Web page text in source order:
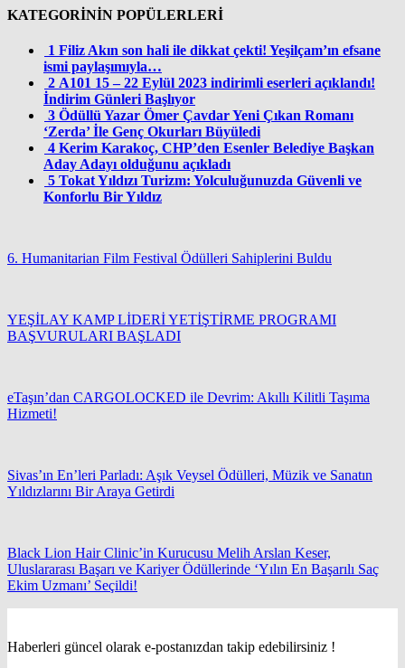
KATEGORİNİN POPÜLERLERİ
1 Filiz Akın son hali ile dikkat çekti! Yeşilçam’ın efsane
ismi paylaşımıyla…
2 A101 15 – 22 Eylül 2023 indirimli eserleri açıklandı!
İndirim Günleri Başlıyor
3 Ödüllü Yazar Ömer Çavdar Yeni Çıkan Romanı
‘Zerda’ İle Genç Okurları Büyüledi
4 Kerim Karakoç, CHP’den Esenler Belediye Başkan
Aday Adayı olduğunu açıkladı
5 Tokat Yıldızı Turizm: Yolculuğunuzda Güvenli ve
Konforlu Bir Yıldız
6. Humanitarian Film Festival Ödülleri Sahiplerini Buldu
YEŞİLAY KAMP LİDERİ YETİŞTİRME PROGRAMI
BAŞVURULARI BAŞLADI
eTaşın’dan CARGOLOCKED ile Devrim: Akıllı Kilitli Taşıma
Hizmeti!
Sivas’ın En’leri Parladı: Aşık Veysel Ödülleri, Müzik ve Sanatın
Yıldızlarını Bir Araya Getirdi
Black Lion Hair Clinic’in Kurucusu Melih Arslan Keser,
Uluslararası Başarı ve Kariyer Ödüllerinde ‘Yılın En Başarılı Saç
Ekim Uzmanı’ Seçildi!
Haberleri güncel olarak e-postanızdan takip edebilirsiniz !